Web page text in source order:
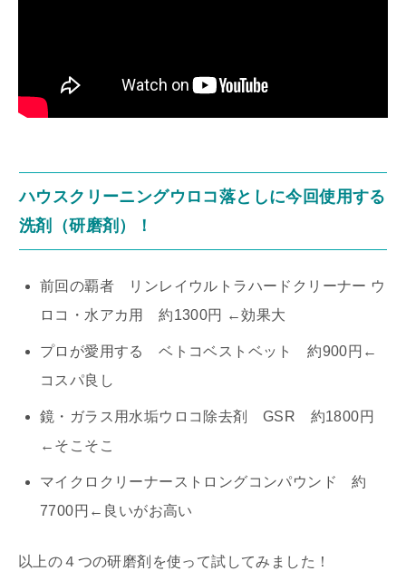
ハウスクリーニングウロコ落としに今回使用する
洗剤（研磨剤）！
前回の覇者 リンレイウルトラハードクリーナー ウ
ロコ・水アカ用 約1300円 ←効果大
プロが愛用する ベトコベストベット 約900円←
コスパ良し
鏡・ガラス用水垢ウロコ除去剤 GSR 約1800円
←そこそこ
マイクロクリーナーストロングコンパウンド 約
7700円←良いがお高い
以上の４つの研磨剤を使って試してみました！